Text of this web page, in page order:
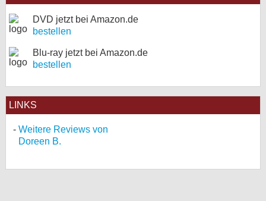
DVD jetzt bei Amazon.de
bestellen
Blu-ray jetzt bei Amazon.de
bestellen
LINKS
Weitere Reviews von
Doreen B.